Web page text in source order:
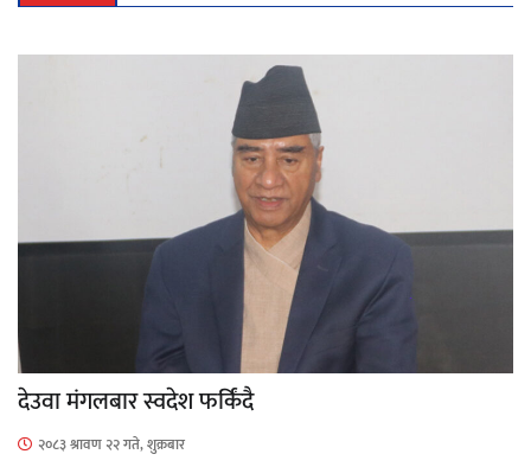
देउवा मंगलबार स्वदेश फर्किंदै
२०८३ श्रावण २२ गते, शुक्रबार